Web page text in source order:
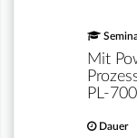
Mit
PL-
Dauer